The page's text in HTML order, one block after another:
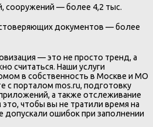
сооружений — более 4,2 тыс.
документов — более
— это не просто тренд, а
считаться. Наши услуги
в собственность в Москве и МО
с порталом mos.ru, подготовку
а также отслеживание
чтобы вы не тратили время на
допускали ошибок при заполнении